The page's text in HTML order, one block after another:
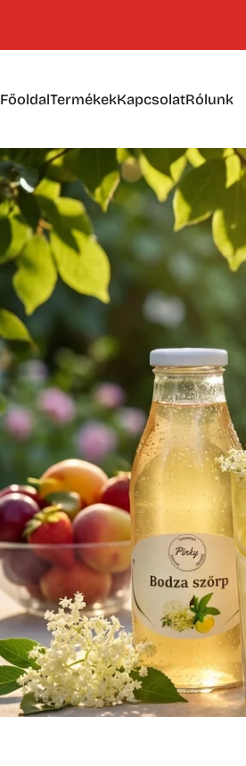
FőoldalTermékekKapcsolatRólunk